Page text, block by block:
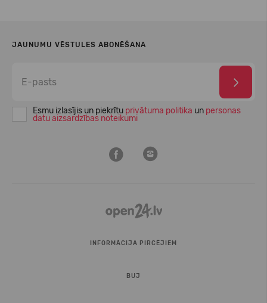
JAUNUMU VĒSTULES ABONĒŠANA
Esmu izlasījis un piekrītu privātuma politika un personas
datu aizsardzības noteikumi
INFORMĀCIJA PIRCĒJIEM
BUJ